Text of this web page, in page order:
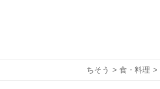
ちそう > 食・料理 >